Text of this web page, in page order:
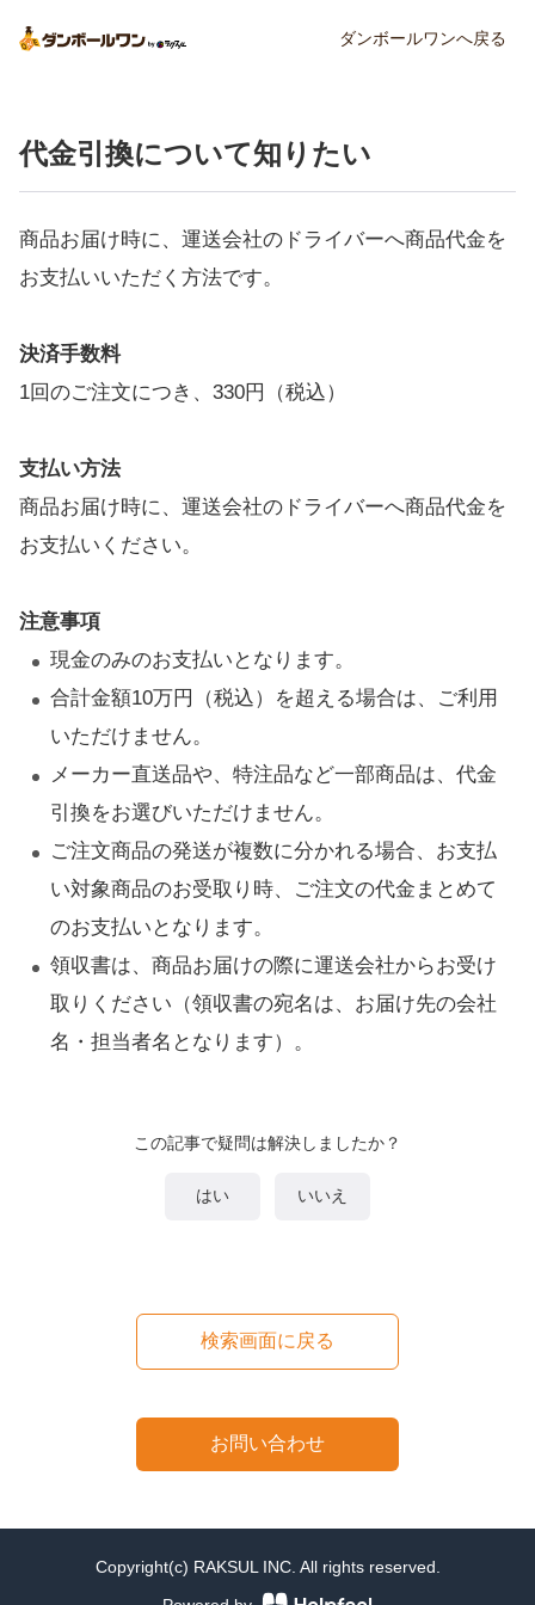
ダンボールワンへ戻る
代金引換について知りたい
商品お届け時に、運送会社のドライバーへ商品代金を
お支払いいただく方法です。
決済手数料
1回のご注文につき、330円（税込）
支払い方法
商品お届け時に、運送会社のドライバーへ商品代金を
お支払いください。
注意事項
現金のみのお支払いとなります。
合計金額10万円（税込）を超える場合は、ご利用
いただけません。
メーカー直送品や、特注品など一部商品は、代金
引換をお選びいただけません。
ご注文商品の発送が複数に分かれる場合、お支払
い対象商品のお受取り時、ご注文の代金まとめて
のお支払いとなります。
領収書は、商品お届けの際に運送会社からお受け
取りください（領収書の宛名は、お届け先の会社
名・担当者名となります）。
この記事で疑問は解決しましたか？
はい いいえ
検索画面に戻る
お問い合わせ
Copyright(c) RAKSUL INC. All rights reserved.